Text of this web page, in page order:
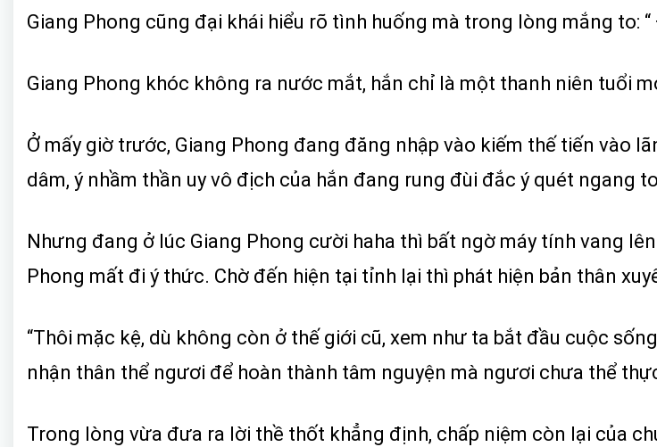
Giang Phong cũng đại khái hiểu rõ tình huống mà trong lòng mắng to: “
Giang Phong khóc không ra nước mắt, hắn chỉ là một thanh niên tuổi
Ở mấy giờ trước, Giang Phong đang đăng nhập vào kiếm thế tiến vào
dâm, ý nhầm thần uy vô địch của hắn đang rung đùi đắc ý quét ngang
Nhưng đang ở lúc Giang Phong cười haha thì bất ngờ máy tính vang
Phong mất đi ý thức. Chờ đến hiện tại tỉnh lại thì phát hiện bản thân
“Thôi mặc kệ, dù không còn ở thế giới cũ, xem như ta bắt đầu cuộc
nhận thân thể ngươi để hoàn thành tâm nguyện mà ngươi chưa thể
Trong lòng vừa đưa ra lời thề thốt khẳng định, chấp niệm còn lại của